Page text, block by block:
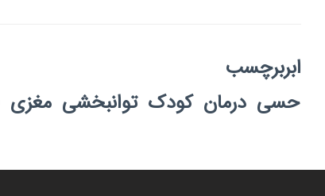
ابربرچسب
حسی درمان کودک توانبخشی مغزی